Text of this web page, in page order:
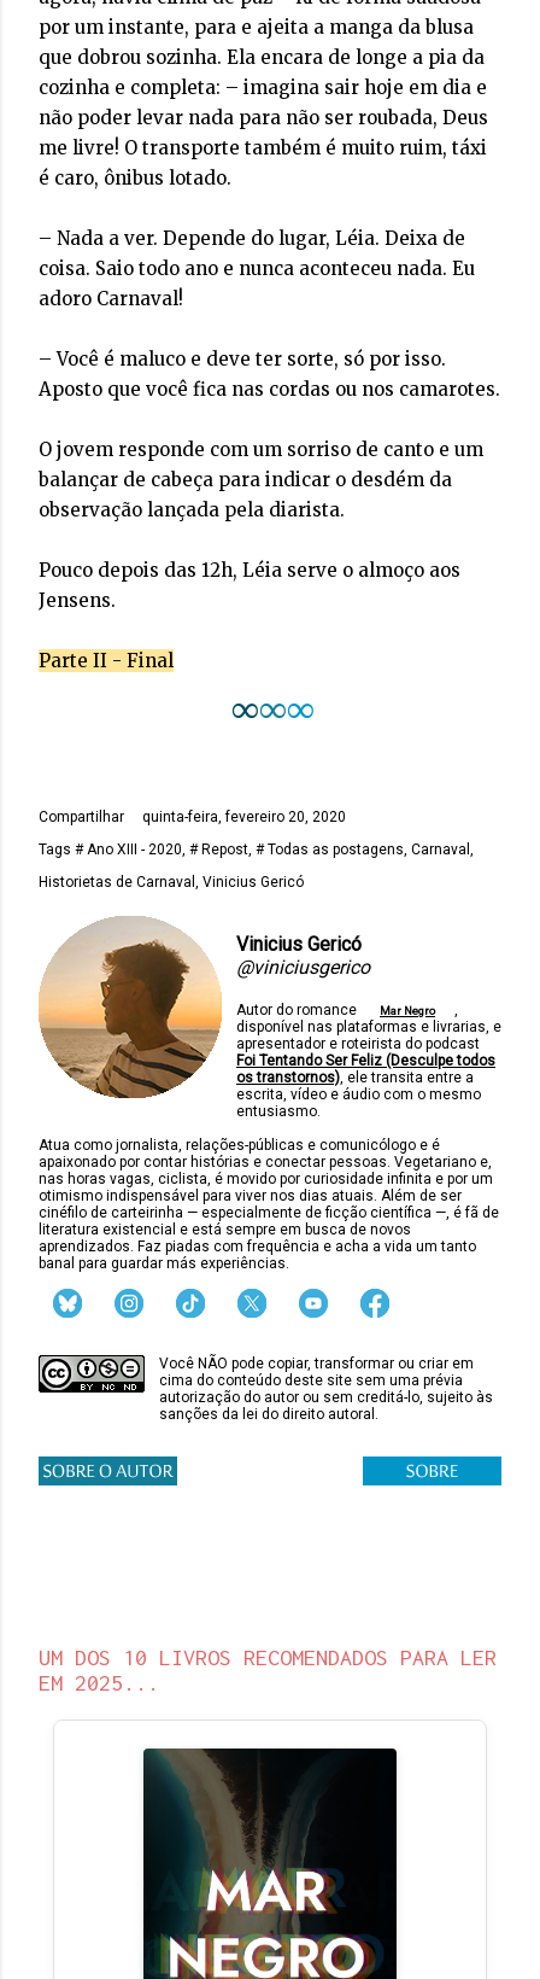
por um instante, para e ajeita a manga da blusa
que dobrou sozinha. Ela encara de longe a pia da
cozinha e completa: – imagina sair hoje em dia e
não poder levar nada para não ser roubada, Deus
me livre! O transporte também é muito ruim, táxi
é caro, ônibus lotado.
– Nada a ver. Depende do lugar, Léia. Deixa de
coisa. Saio todo ano e nunca aconteceu nada. Eu
adoro Carnaval!
– Você é maluco e deve ter sorte, só por isso.
Aposto que você fica nas cordas ou nos camarotes.
O jovem responde com um sorriso de canto e um
balançar de cabeça para indicar o desdém da
observação lançada pela diarista.
Pouco depois das 12h, Léia serve o almoço aos
Jensens.
Parte II - Final
∞∞∞
Compartilhar
quinta-feira, fevereiro 20, 2020
Tags # Ano XIII - 2020 # Repost # Todas as postagens Carnaval
Historietas de Carnaval
Vinicius Gericó
Vinicius Gericó
@viniciusgerico
Autor do romance Mar Negro
,
disponível nas plataformas e livrarias, e
apresentador e roteirista do podcast
Foi Tentando Ser Feliz (Desculpe todos
os transtornos), ele transita entre a
escrita, vídeo e áudio com o mesmo
entusiasmo.
Atua como jornalista, relações-públicas e comunicólogo e é
apaixonado por contar histórias e conectar pessoas. Vegetariano e,
nas horas vagas, ciclista, é movido por curiosidade infinita e por um
otimismo indispensável para viver nos dias atuais. Além de ser
cinéfilo de carteirinha — especialmente de ficção científica —, é fã de
literatura existencial e está sempre em busca de novos
aprendizados. Faz piadas com frequência e acha a vida um tanto
banal para guardar más experiências.
Você NÃO pode copiar, transformar ou criar em
cima do conteúdo deste site sem uma prévia
autorização do autor ou sem creditá-lo, sujeito às
sanções da lei do direito autoral.
UM DOS 10 LIVROS RECOMENDADOS PARA LER
EM 2025...